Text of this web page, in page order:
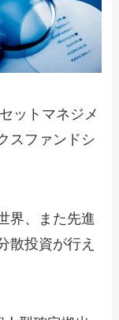
ットマネジメ
スファンドシ
界、また先進
散投資が行え